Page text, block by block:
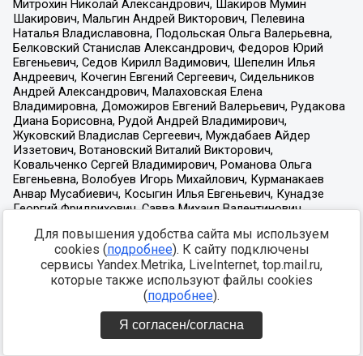
Для повышения удобства сайта мы используем
cookies (подробнее). К сайту подключены
сервисы Yandex.Metrika, LiveInternet, top.mail.ru,
которые также используют файлы cookies
(подробнее).
Я согласен/согласна